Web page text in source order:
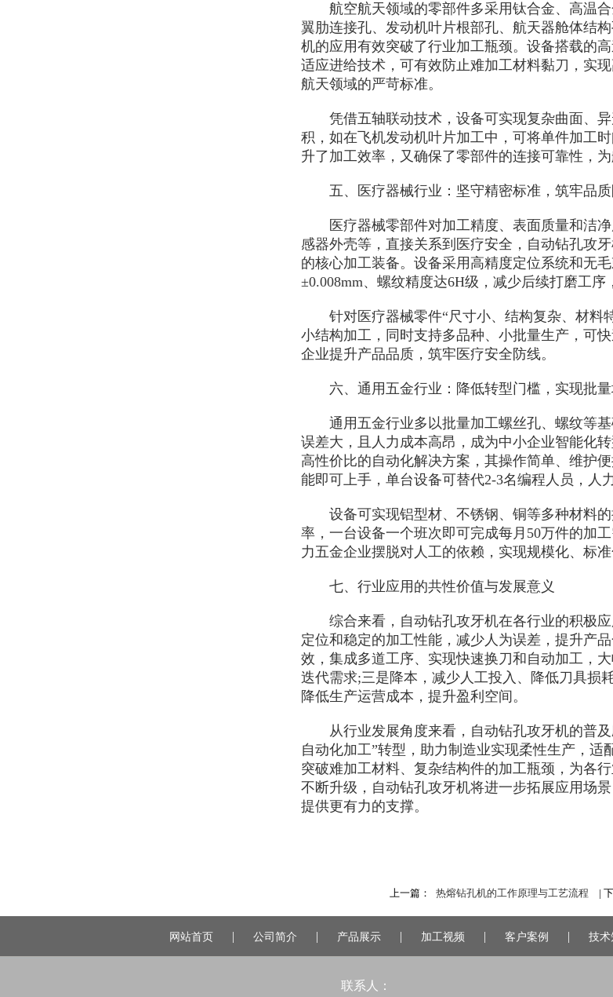
航空航天领域的零部件多采用钛合金、高温合
翼肋连接孔、发动机叶片根部孔、航天器舱体结
机的应用有效突破了行业加工瓶颈。设备搭载的
适应进给技术，可有效防止难加工材料黏刀，实
航天领域的严苛标准。
凭借五轴联动技术，设备可实现复杂曲面、异
积，如在飞机发动机叶片加工中，可将单件加工
升了加工效率，又确保了零部件的连接可靠性，
五、医疗器械行业：坚守精密标准，筑牢品质
医疗器械零部件对加工精度、表面质量和洁净
感器外壳等，直接关系到医疗安全，自动钻孔攻
的核心加工装备。设备采用高精度定位系统和无
±0.008mm、螺纹精度达6H级，减少后续打磨工序
针对医疗器械零件“尺寸小、结构复杂、材料
小结构加工，同时支持多品种、小批量生产，可
企业提升产品品质，筑牢医疗安全防线。
六、通用五金行业：降低转型门槛，实现批量
通用五金行业多以批量加工螺丝孔、螺纹等基
误差大，且人力成本高昂，成为中小企业智能化
高性价比的自动化解决方案，其操作简单、维护
能即可上手，单台设备可替代2-3名编程人员，人
设备可实现铝型材、不锈钢、铜等多种材料的
率，一台设备一个班次即可完成每月50万件的加
力五金企业摆脱对人工的依赖，实现规模化、标
七、行业应用的共性价值与发展意义
综合来看，自动钻孔攻牙机在各行业的积极应
定位和稳定的加工性能，减少人为误差，提升产
效，集成多道工序、实现快速换刀和自动加工，
迭代需求;三是降本，减少人工投入、降低刀具损
降低生产运营成本，提升盈利空间。
从行业发展角度来看，自动钻孔攻牙机的普及
自动化加工”转型，助力制造业实现柔性生产，适
突破难加工材料、复杂结构件的加工瓶颈，为各
不断升级，自动钻孔攻牙机将进一步拓展应用场
提供更有力的支撑。
上一篇： 热熔钻孔机的工作原理与工艺流程 |
网站首页 | 公司简介 | 产品展示 | 加工视频 | 客户案例 | 技术
联系人：